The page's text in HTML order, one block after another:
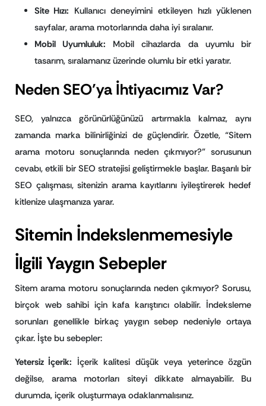
Site Hızı: Kullanıcı deneyimini etkileyen hızlı yüklenen
sayfalar, arama motorlarında daha iyi sıralanır.
Mobil Uyumluluk: Mobil cihazlarda da uyumlu bir
tasarım, sıralamanız üzerinde olumlu bir etki yaratır.
Neden SEO’ya İhtiyacımız Var?
SEO, yalnızca görünürlüğünüzü artırmakla kalmaz, aynı
zamanda marka bilinirliğinizi de güçlendirir. Özetle, “Sitem
arama motoru sonuçlarında neden çıkmıyor?” sorusunun
cevabı, etkili bir SEO stratejisi geliştirmekle başlar. Başarılı bir
SEO çalışması, sitenizin arama kayıtlarını iyileştirerek hedef
kitlenize ulaşmanıza yarar.
Sitemin İndekslenmemesiyle
İlgili Yaygın Sebepler
Sitem arama motoru sonuçlarında neden çıkmıyor? Sorusu,
birçok web sahibi için kafa karıştırıcı olabilir. İndeksleme
sorunları genellikle birkaç yaygın sebep nedeniyle ortaya
çıkar. İşte bu sebepler:
Yetersiz İçerik: İçerik kalitesi düşük veya yeterince özgün
değilse, arama motorları siteyi dikkate almayabilir. Bu
durumda, içerik oluşturmaya odaklanmalısınız.